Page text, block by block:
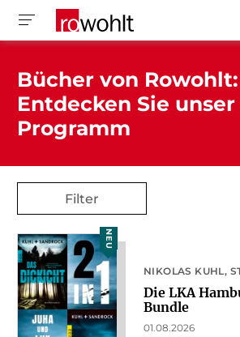
Bücher von Rowohlt:
Entdecken Sie
Programm
Filter
NEU
NIKOLAS KUHL
Die LKA
Bundle
01.08.2026